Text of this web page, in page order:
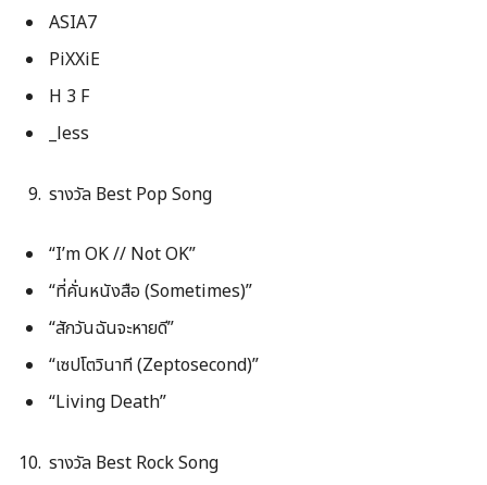
ASIA7
PiXXiE
H 3 F
_less
รางวัล Best Pop Song
“I’m OK // Not OK”
“ที่คั่นหนังสือ (Sometimes)”
“สักวันฉันจะหายดี”
“เซปโตวินาที (Zeptosecond)”
“Living Death”
รางวัล Best Rock Song